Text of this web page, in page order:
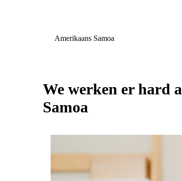
Amerikaans Samoa
We werken er hard
Samoa